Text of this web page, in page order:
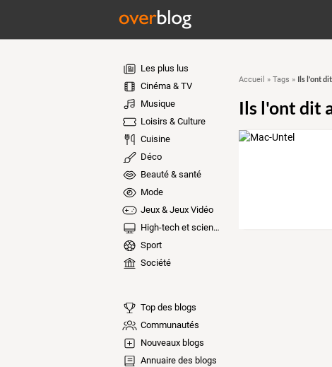
Les plus lus
Cinéma & TV
Musique
Loisirs & Culture
Cuisine
Déco
Beauté & santé
Mode
Jeux & Jeux Vidéo
High-tech et sciences
Sport
Société
Top des blogs
Communautés
Nouveaux blogs
Annuaire des blogs
Accueil » Tags » Ils l'ont
Ils l'ont dit